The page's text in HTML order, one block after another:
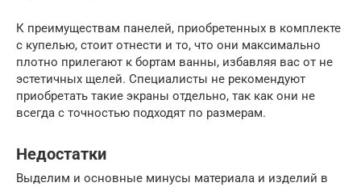
К преимуществам панелей, приобретенных в комплекте
с купелью, стоит отнести и то, что они максимально
плотно прилегают к бортам ванны, избавляя вас от не
эстетичных щелей. Специалисты не рекомендуют
приобретать такие экраны отдельно, так как они не
всегда с точностью подходят по размерам.
Недостатки
Выделим и основные минусы материала и изделий в